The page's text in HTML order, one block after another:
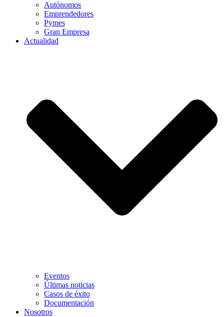
Autónomos
Emprendedores
Pymes
Gran Empresa
Actualidad
Eventos
Últimas noticias
Casos de éxito
Documentación
Nosotros